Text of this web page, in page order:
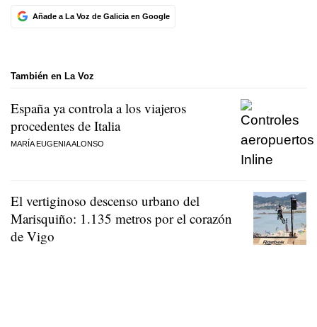
Añade a La Voz de Galicia en Google
También en La Voz
España ya controla a los viajeros
procedentes de Italia
MARÍA EUGENIA ALONSO
El vertiginoso descenso urbano del
Marisquiño: 1.135 metros por el corazón
de Vigo